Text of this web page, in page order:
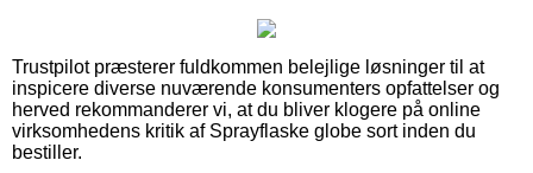
Trustpilot præsterer fuldkommen belejlige løsninger til at
inspicere diverse nuværende konsumenters opfattelser og
herved rekommanderer vi, at du bliver klogere på online
virksomhedens kritik af Sprayflaske globe sort inden du
bestiller.